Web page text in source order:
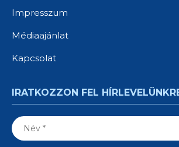
Impresszum
Médiaajánlat
Kapcsolat
IRATKOZZON FEL